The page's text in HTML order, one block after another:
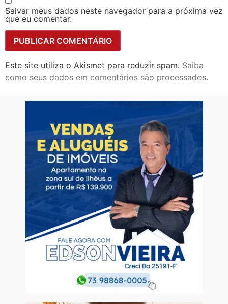
Salvar meus dados neste navegador para a próxima vez
que eu comentar.
Este site utiliza o Akismet para reduzir spam. Saiba
como seus dados em comentários são processados.